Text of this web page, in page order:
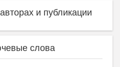
и публикации
слова